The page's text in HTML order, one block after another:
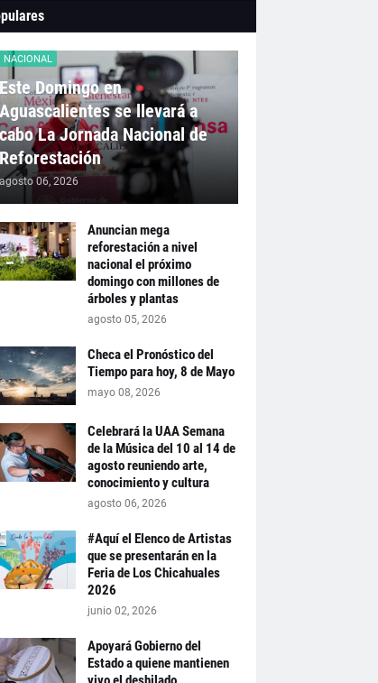
NACIONAL
Este Domingo en
se llevará a
La Jornada Nacional de
Reforestación
06, 2026
Anuncian mega
reforestación a nivel
nacional el próximo
domingo con millones de
árboles y plantas
agosto 05, 2026
Checa el Pronóstico del
Tiempo para hoy, 8 de Mayo
mayo 08, 2026
Celebrará la UAA Semana
de la Música del 10 al 14 de
agosto reuniendo arte,
conocimiento y cultura
agosto 06, 2026
#Aquí el Elenco de Artistas
que se presentarán en la
Feria de Los Chicahuales
2026
junio 02, 2026
Apoyará Gobierno del
Estado a quiene mantienen